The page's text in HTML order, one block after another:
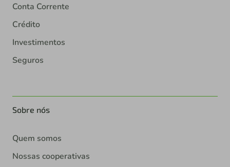
Conta Corrente
Crédito
Investimentos
Seguros
Sobre nós
Quem somos
Nossas cooperativas